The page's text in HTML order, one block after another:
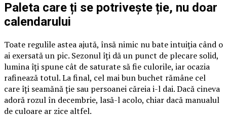
Paleta care ți se potrivește ție, nu doar
calendarului
Toate regulile astea ajută, însă nimic nu bate intuiția când o
ai exersată un pic. Sezonul îți dă un punct de plecare solid,
lumina îți spune cât de saturate să fie culorile, iar ocazia
rafinează totul. La final, cel mai bun buchet rămâne cel
care îți seamănă ție sau persoanei căreia i-l dai. Dacă cineva
adoră rozul în decembrie, lasă-l acolo, chiar dacă manualul
de culoare ar zice altfel.